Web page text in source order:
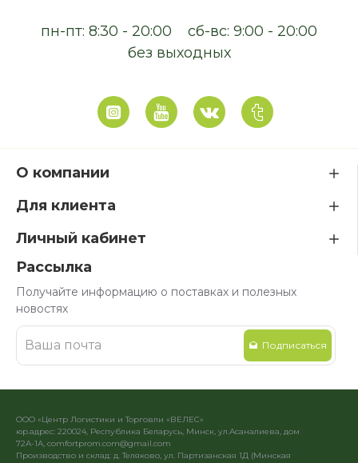
пн-пт: 8:30 - 20:00
сб-вс: 9:00 - 20:00
без выходных
О компании
Для клиента
Личный кабинет
Рассылка
Получайте информацию о поставках и полезных
новостях
Подписаться
ООО «Центр Логистики и Торговли «ВЕЛЕС»
юр.адрес: 220024, Республика Беларусь, Минск, ул.Асаналиева, дом
72А-1А, comfortprom.com@gmail.com
Производство и склад: д. Теляково, ул. Партизанская 1Д (Минская